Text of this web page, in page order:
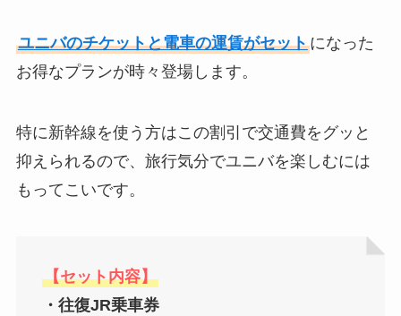
ユニバのチケットと電車の運賃がセットになった
お得なプランが時々登場します。
特に新幹線を使う方はこの割引で交通費をグッと
抑えられるので、旅行気分でユニバを楽しむには
もってこいです。
【セット内容】
・往復JR乗車券